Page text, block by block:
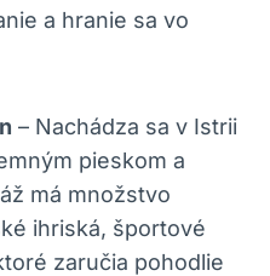
a hranie sa vo
– Nachádza sa v Istrii
pieskom a
má množstvo
ihriská, športové
zaručia pohodlie